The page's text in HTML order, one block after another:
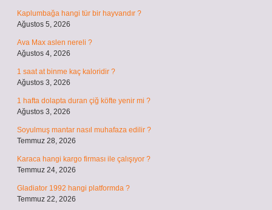
Kaplumbağa hangi tür bir hayvandır ?
Ağustos 5, 2026
Ava Max aslen nereli ?
Ağustos 4, 2026
1 saat at binme kaç kaloridir ?
Ağustos 3, 2026
1 hafta dolapta duran çiğ köfte yenir mi ?
Ağustos 3, 2026
Soyulmuş mantar nasıl muhafaza edilir ?
Temmuz 28, 2026
Karaca hangi kargo firması ile çalışıyor ?
Temmuz 24, 2026
Gladiator 1992 hangi platformda ?
Temmuz 22, 2026